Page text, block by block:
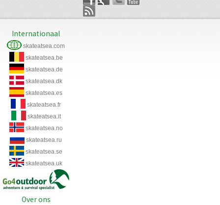
Internationaal
skateatsea.com
skateatsea.be
skateatsea.de
skateatsea.dk
skateatsea.es
skateatsea.fr
skateatsea.it
skateatsea.no
skateatsea.ru
skateatsea.se
skateatsea.uk
Over ons